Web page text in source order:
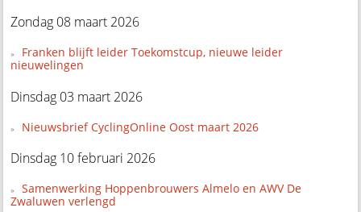
Zondag 08 maart 2026
Franken blijft leider Toekomstcup, nieuwe leider
nieuwelingen
Dinsdag 03 maart 2026
Nieuwsbrief CyclingOnline Oost maart 2026
Dinsdag 10 februari 2026
Samenwerking Hoppenbrouwers Almelo en AWV De
Zwaluwen verlengd